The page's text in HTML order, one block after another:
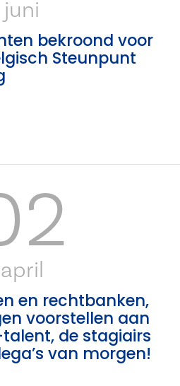
juni
bekroond voor
Steunpunt
april
en rechtbanken,
voorstellen aan
talent, de stagiairs
van morgen!